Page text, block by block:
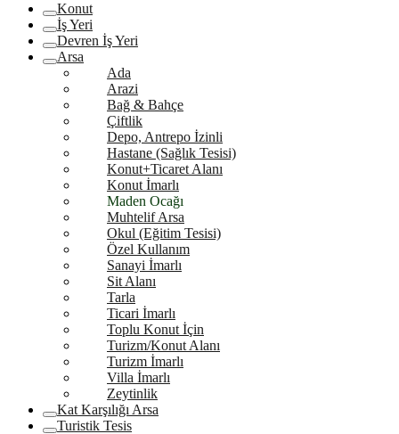
Konut
İş Yeri
Devren İş Yeri
Arsa
Ada
Arazi
Bağ & Bahçe
Çiftlik
Depo, Antrepo İzinli
Hastane (Sağlık Tesisi)
Konut+Ticaret Alanı
Konut İmarlı
Maden Ocağı
Muhtelif Arsa
Okul (Eğitim Tesisi)
Özel Kullanım
Sanayi İmarlı
Sit Alanı
Tarla
Ticari İmarlı
Toplu Konut İçin
Turizm/Konut Alanı
Turizm İmarlı
Villa İmarlı
Zeytinlik
Kat Karşılığı Arsa
Turistik Tesis